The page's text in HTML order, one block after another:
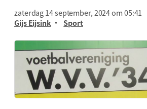
zaterdag 14 september, 2024 om 05:41
Gijs Eijsink
Sport